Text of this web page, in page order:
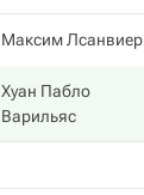
Максим Лсанвиер
Хуан Пабло
Варильяс